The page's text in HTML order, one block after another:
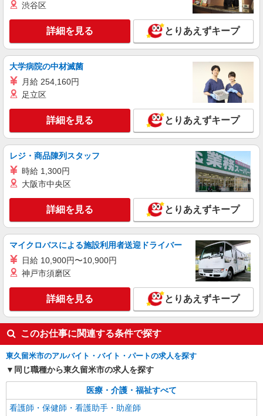
職業紹介
≪東久留米駅≫無資格・未経験OKの看護助
手！医療行為なし♪
【正社員】月給240,000〜400,000円 ・基本
給：200,000円〜220,000円 ・資格手当：10,000〜
30,000円 ・役職手当：10,000〜70,000円 ・処遇改
善手当：20,000〜60,000円（勤続年数、保有資格
により変動） ・固定残業手当：20,000円（10時
間） ※固定残業時間を超過する場合には超過勤務
手当として別途支給 ・夜勤手当：10,000円/1回
（上記給与とは別に支給） 下記資格をお持ちの方
歓迎 ・認知症介護基礎研修 ・初任者研修 ・実務
者研修 ・介護福祉士 など
東久留米市/駅チカで好アクセス★
キープ 詳細を見る
派遣社員
株式会社kotrio /●TC-H-2010530
≪東久留米駅≫未経験・無資格から看護助手
時給1600円〜2250円 ＜日払い有/週払い有/交
東久留米市 ★車通勤OK
キープ 詳細を見る
派遣社員
株式会社kotrio /●TC-H-2010724
≪東久留米駅≫年齢不問！０からスタートで活
躍できる看護助手♪
時給1600円〜2250円 ＜日払い有/週払い有/交
通費全支給(ガソリン代含む)＞
東久留米市 ★車通勤OK
キープ
渋谷区
詳細を見る とりあえずキープ
大学病院の中材滅菌
月給 254,160円
足立区
詳細を見る とりあえずキープ
レジ・商品陳列スタッフ
時給 1,300円
大阪市中央区
詳細を見る とりあえずキープ
マイクロバスによる施設利用者送迎ドライバー
日給 10,900円〜10,900円
神戸市須磨区
詳細を見る とりあえずキープ
このお仕事に関連する条件で探す
東久留米市のアルバイト・バイト・パートの求人を探す
同じ職種から東久留米市の求人を探す
医療・介護・福祉すべて
看護師・保健師・看護助手・助産師